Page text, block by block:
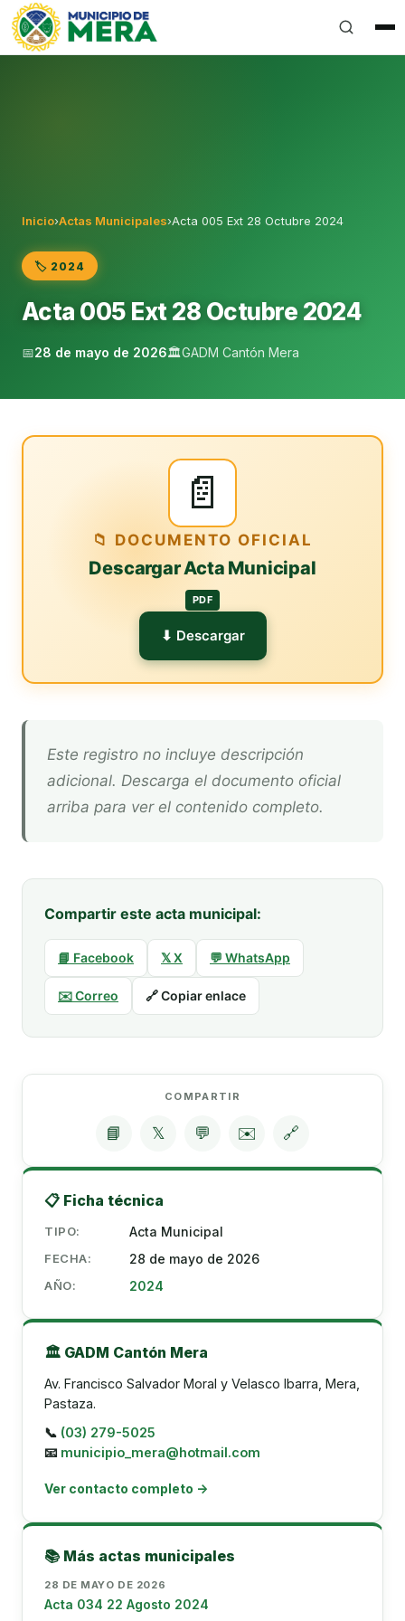
Gobierno Autónomo Descentralizado Municipal del
Inicio›Actas Municipales›Acta 005 Ext 28 Octubre 2024
🏷️ 2024
Acta 005 Ext 28 Octubre 2024
📅28 de mayo de 2026🏛️GADM Cantón Mera
📄
📁 DOCUMENTO OFICIAL
Descargar Acta Municipal
PDF
⬇ Descargar
Este registro no incluye descripción
adicional. Descarga el documento oficial
arriba para ver el contenido completo.
Compartir este acta municipal:
📘 Facebook 𝕏 X 💬 WhatsApp
✉️ Correo 🔗 Copiar enlace
COMPARTIR
📘 𝕏 💬 ✉️ 🔗
📋 Ficha técnica
TIPO: Acta Municipal
FECHA: 28 de mayo de 2026
AÑO: 2024
🏛️ GADM Cantón Mera
Av. Francisco Salvador Moral y Velasco Ibarra, Mera,
Pastaza.
📞 (03) 279-5025
📧 municipio_mera@hotmail.com
Ver contacto completo →
📚 Más actas municipales
28 DE MAYO DE 2026
Acta 034 22 Agosto 2024